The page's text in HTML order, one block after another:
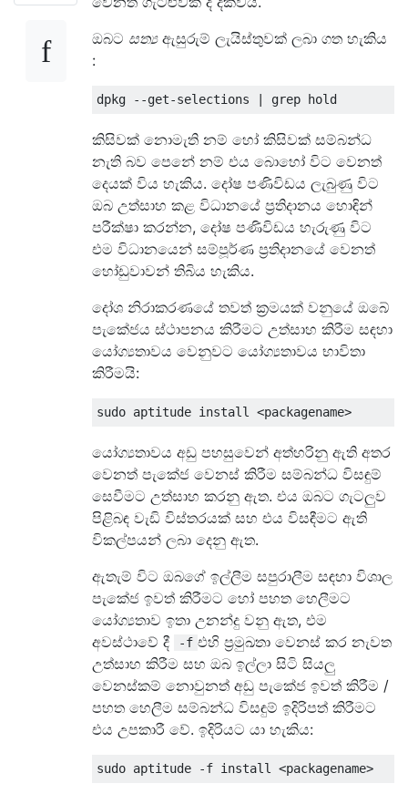
ඔබට සත්‍යඇසුරුම් ලැයිස්තුවක් ලබා ගත හැකිය
:
කිසිවක් නොමැති නම් හෝ කිසිවක් සම්බන්ධ
නැති බව පෙනේ නම් එය බොහෝ විට වෙනත්
දෙයක් විය හැකිය. දෝෂ පණිවිඩය ලැබුණු විට
ඔබ උත්සාහ කළ විධානයේ ප්‍රතිදානය හොඳින්
පරීක්ෂා කරන්න, දෝෂ පණිවිඩය හැරුණු විට
එම විධානයෙන් සම්පූර්ණ ප්‍රතිදානයේ වෙනත්
හෝඩුවාවන් තිබිය හැකිය.
දෝශ නිරාකරණයේ තවත් ක්‍රමයක් වනුයේ ඔබේ
පැකේජය ස්ථාපනය කිරීමට උත්සාහ කිරීම සඳහා
යෝග්‍යතාවය වෙනුවට යෝග්‍යතාවය භාවිතා
කිරීමයි:
යෝග්‍යතාවය අඩු පහසුවෙන් අත්හරිනු ඇති අතර
වෙනත් පැකේජ වෙනස් කිරීම සම්බන්ධ විසඳුම්
සෙවීමට උත්සාහ කරනු ඇත. එය ඔබට ගැටලුව
පිළිබඳ වැඩි විස්තරයක් සහ එය විසඳීමට ඇති
විකල්පයන් ලබා දෙනු ඇත.
ඇතැම් විට ඔබගේ ඉල්ලීම සපුරාලීම සඳහා විශාල
පැකේජ ඉවත් කිරීමට හෝ පහත හෙලීමට
යෝග්‍යතාව ඉතා උනන්දු වනු ඇත, එම
අවස්ථාවේ දී
-f එහි ප්‍රමුඛතා වෙනස් කර නැවත
උත්සාහ කිරීම සහ ඔබ ඉල්ලා සිටි සියලු
වෙනස්කම් නොවුනත් අඩු පැකේජ ඉවත් කිරීම /
පහත හෙලීම සම්බන්ධ විසඳුම් ඉදිරිපත් කිරීමට
එය උපකාරී වේ. ඉදිරියට යා හැකිය: